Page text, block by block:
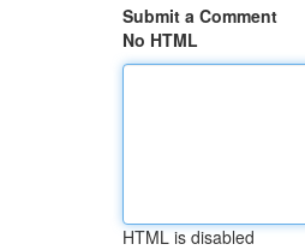
Submit a Comment
No HTML
HTML is disabled